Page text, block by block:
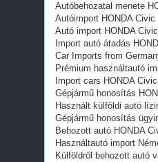
Autóbehozatal menete
Autóimport HONDA
Autó import HONDA
Import autó átadás
Car Imports from
Prémium használtautó
Import cars HONDA
Gépjármű honosítás
Használt külföldi autó
Gépjármű honosítás
Behozott autó HONDA
Használtautó import
Külföldről behozott autó